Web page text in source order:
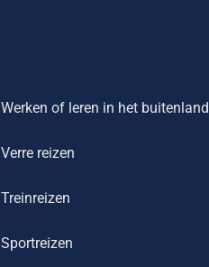
Werken of leren in het buitenland
Verre reizen
Treinreizen
Sportreizen